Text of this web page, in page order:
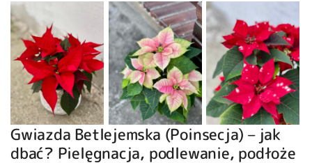
Gwiazda Betlejemska (Poinsecja) – jak
dbać? Pielęgnacja, podlewanie, podłoże